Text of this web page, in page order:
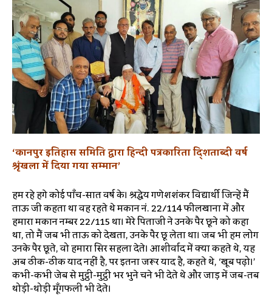
‘कानपुर इतिहास समिति द्वारा हिन्दी पत्रकारिता दि्शताब्दी वर्ष
श्रृंखला में दिया गया सम्मान’
हम रहे होंगे कोई पाँच-सात वर्ष के। श्रद्धेय गणेशशंकर विद्यार्थी जिन्हें मैं
ताऊ जी कहता था वह रहते थे मकान नं. 22/114 फीलखाना में और
हमारा मकान नम्बर 22/115 था। मेरे पिताजी ने उनके पैर छूने को कहा
था, तो मैं जब भी ताऊ को देखता, उनके पैर छू लेता था। जब भी हम लोग
उनके पैर छूते, वो हमारा सिर सहला देते। आशीर्वाद में क्या कहते थे, यह
अब ठीक-ठीक याद नहीं है, पर इतना जरूर याद है, कहते थे, ‘खूब पढ़ो।’
कभी-कभी जेब से मुट्ठी-मुट्ठी भर भुने चने भी देते थे और जाड़ों में जब-तब
थोड़ी-थोड़ी मूँगफली भी देते।